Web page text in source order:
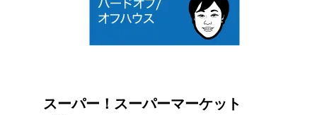
スーパー！スーパーマーケット